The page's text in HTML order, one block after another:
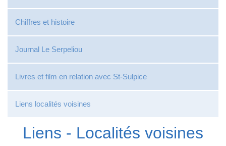
Chiffres et histoire
Journal Le Serpeliou
Livres et film en relation avec St-Sulpice
Liens localités voisines
Liens - Localités voisines